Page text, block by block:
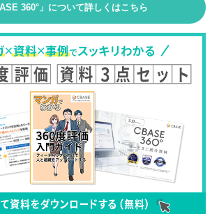
360°」について詳しくはこちら